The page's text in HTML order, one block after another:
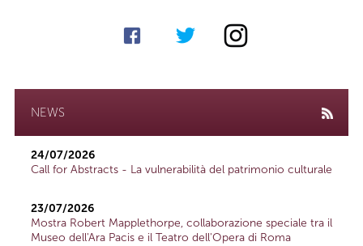
NEWS
24/07/2026
Call for Abstracts - La vulnerabilità del patrimonio culturale
23/07/2026
Mostra Robert Mapplethorpe, collaborazione speciale tra il
Museo dell'Ara Pacis e il Teatro dell'Opera di Roma